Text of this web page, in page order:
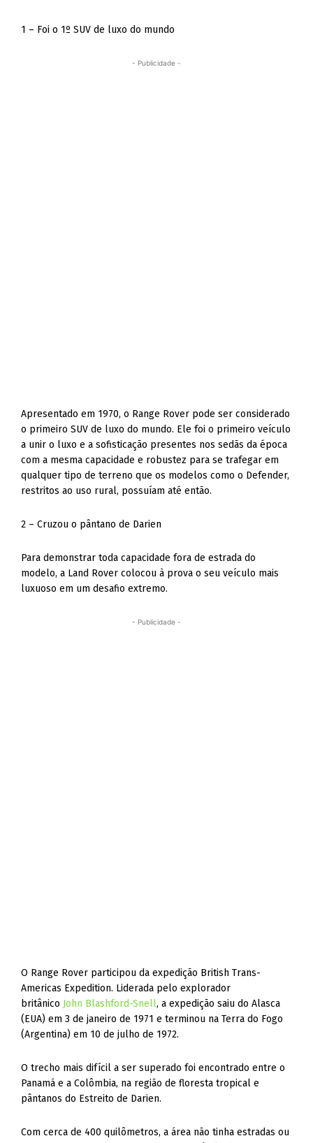
1 – Foi o 1º SUV de luxo do mundo
- Publicidade -
Apresentado em 1970, o Range Rover pode ser considerado
o primeiro SUV de luxo do mundo. Ele foi o primeiro veículo
a unir o luxo e a sofisticação presentes nos sedãs da época
com a mesma capacidade e robustez para se trafegar em
qualquer tipo de terreno que os modelos como o Defender,
restritos ao uso rural, possuíam até então.
2 – Cruzou o pântano de Darien
Para demonstrar toda capacidade fora de estrada do
modelo, a Land Rover colocou à prova o seu veículo mais
luxuoso em um desafio extremo.
- Publicidade -
O Range Rover participou da expedição British Trans-
Americas Expedition. Liderada pelo explorador
britânico John Blashford-Snell, a expedição saiu do Alasca
(EUA) em 3 de janeiro de 1971 e terminou na Terra do Fogo
(Argentina) em 10 de julho de 1972.
O trecho mais difícil a ser superado foi encontrado entre o
Panamá e a Colômbia, na região de floresta tropical e
pântanos do Estreito de Darien.
Com cerca de 400 quilômetros, a área não tinha estradas ou